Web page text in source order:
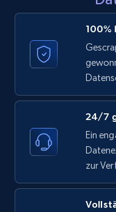
URL, ID, User id,
text, Date posted,
11.3K+
LinkedIn posts -
URL, ID, User id,
text, Date posted,
100%
24/7
Ein
zur